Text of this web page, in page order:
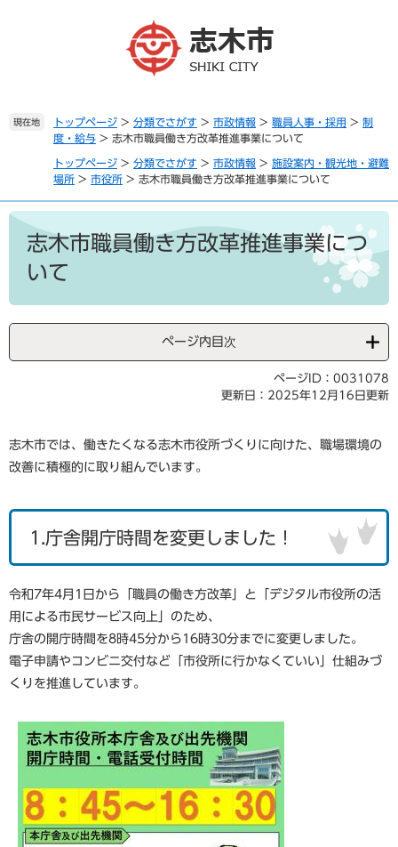
へ
現在地 トップページ > 分類でさがす > 市政情報 > 職員人事・採用 > 制
度・給与 > 志木市職員働き方改革推進事業について
トップページ > 分類でさがす > 市政情報 > 施設案内・観光地・避難
場所 > 市役所 > 志木市職員働き方改革推進事業について
本
志木市職員働き方改革推進事業につ
いて
ページ内目次
ページID：0031078
更新日：2025年12月16日更新
志木市では、働きたくなる志木市役所づくりに向けた、職場環境の
改善に積極的に取り組んでいます。
1.庁舎開庁時間を変更しました！
令和7年4月1日から「職員の働き方改革」と「デジタル市役所の活
用による市民サービス向上」のため、
庁舎の開庁時間を8時45分から16時30分までに変更しました。
電子申請やコンビニ交付など「市役所に行かなくていい」仕組みづ
くりを推進しています。